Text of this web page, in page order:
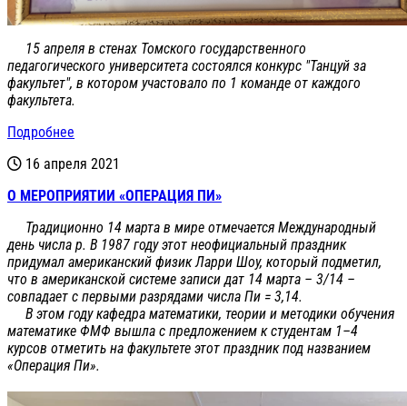
15 апреля в стенах Томского государственного
педагогического университета состоялся конкурс "Танцуй за
факультет", в котором участовало по 1 команде от каждого
факультета.
Подробнее
16 апреля 2021
О МЕРОПРИЯТИИ «ОПЕРАЦИЯ ПИ»
Традиционно 14 марта в мире отмечается Международный
день числа p. В 1987 году этот неофициальный праздник
придумал американский физик Ларри Шоу, который подметил,
что в американской системе записи дат 14 марта – 3/14 –
совпадает с первыми разрядами числа Пи = 3,14.
В этом году кафедра математики, теории и методики обучения
математике ФМФ вышла с предложением к студентам 1–4
курсов отметить на факультете этот праздник под названием
«Операция Пи».